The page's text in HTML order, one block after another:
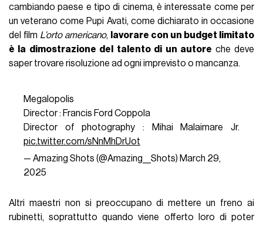
cambiando paese e tipo di cinema, è interessate come per
un veterano come Pupi Avati, come dichiarato in occasione
del film L’orto americano,
lavorare con un budget limitato
è la dimostrazione del talento di un autore che deve
saper trovare risoluzione ad ogni imprevisto o mancanza.
Megalopolis
Director : Francis Ford Coppola
Director of photography : Mihai Malaimare Jr.
pic.twitter.com/sNnMhDrUot
— Amazing Shots (@Amazing__Shots) March 29,
2025
Altri maestri non si preoccupano di mettere un freno ai
rubinetti, soprattutto quando viene offerto loro di poter